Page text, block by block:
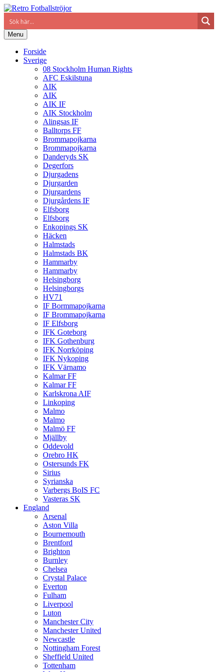
Menu
Forside
Sverige
08 Stockholm Human Rights
AFC Eskilstuna
AIK
AIK
AIK IF
AIK Stockholm
Alingsas IF
Balltorps FF
Brommapojkarna
Brommapojkarna
Danderyds SK
Degerfors
Djurgadens
Djurgarden
Djurgardens
Djurgårdens IF
Elfsborg
Elfsborg
Enkopings SK
Häcken
Halmstads
Halmstads BK
Hammarby
Hammarby
Helsingborg
Helsingborgs
HV71
IF Bormmapojkarna
IF Brommapojkarna
IF Elfsborg
IFK Goteborg
IFK Gothenburg
IFK Norrköping
IFK Nykoping
IFK Värnamo
Kalmar FF
Kalmar FF
Karlskrona AIF
Linkoping
Malmo
Malmo
Malmö FF
Mjällby
Oddevold
Orebro HK
Ostersunds FK
Sirius
Syrianska
Varbergs BoIS FC
Vasteras SK
England
Arsenal
Aston Villa
Bournemouth
Brentford
Brighton
Burnley
Chelsea
Crystal Palace
Everton
Fulham
Liverpool
Luton
Manchester City
Manchester United
Newcastle
Nottingham Forest
Sheffield United
Tottenham